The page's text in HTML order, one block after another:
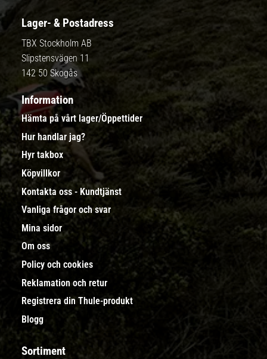
Lager- & Postadress
TBX Stockholm AB
Slipstensvägen 11
142 50 Skogås
Information
Hämta på vårt lager/Öppettider
Hur handlar jag?
Hyr takbox
Köpvillkor
Kontakta oss - Kundtjänst
Vanliga frågor och svar
Mina sidor
Om oss
Policy och cookies
Reklamation och retur
Registrera din Thule-produkt
Blogg
Sortiment